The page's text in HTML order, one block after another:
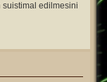
suistimal edilmesini